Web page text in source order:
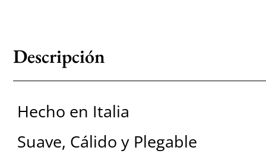
Descripción
Hecho en Italia
Suave, Cálido y Plegable